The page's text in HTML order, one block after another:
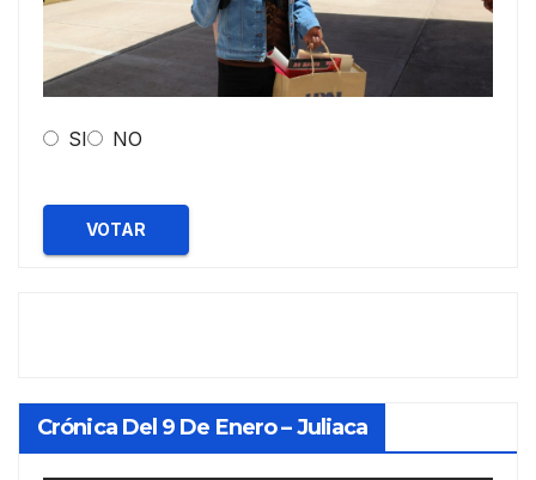
SI NO
VOTAR
Crónica Del 9 De Enero – Juliaca